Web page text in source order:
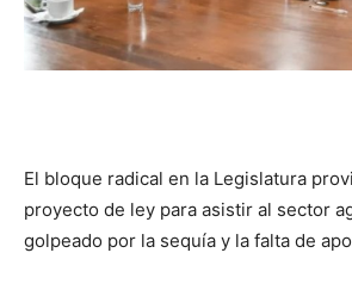
Verdad
es
El bloque radical en la Legislatura
proyecto de ley para asistir al sector
golpeado por la sequía y la falta de